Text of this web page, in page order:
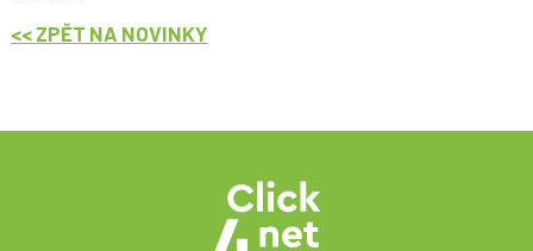
<< ZPĚT NA NOVINKY